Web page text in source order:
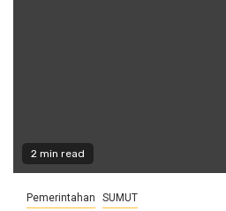
2 min read
Pemerintahan SUMUT